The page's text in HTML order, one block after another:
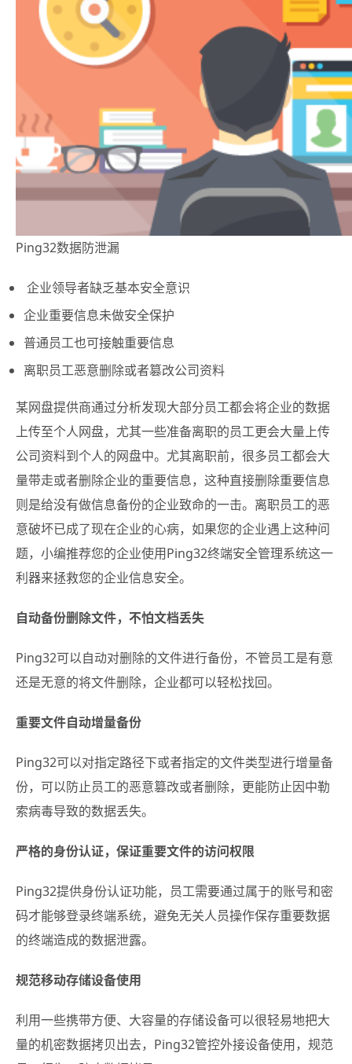
Ping32数据防泄漏
企业领导者缺乏基本安全意识
企业重要信息未做安全保护
普通员工也可接触重要信息
离职员工恶意删除或者篡改公司资料
某网盘提供商通过分析发现大部分员工都会将企业的数据
上传至个人网盘，尤其一些准备离职的员工更会大量上传
公司资料到个人的网盘中。尤其离职前，很多员工都会大
量带走或者删除企业的重要信息，这种直接删除重要信息
则是给没有做信息备份的企业致命的一击。离职员工的恶
意破坏已成了现在企业的心病，如果您的企业遇上这种问
题，小编推荐您的企业使用Ping32终端安全管理系统这一
利器来拯救您的企业信息安全。
自动备份删除文件，不怕文档丢失
Ping32可以自动对删除的文件进行备份，不管员工是有意
还是无意的将文件删除，企业都可以轻松找回。
重要文件自动增量备份
Ping32可以对指定路径下或者指定的文件类型进行增量备
份，可以防止员工的恶意篡改或者删除，更能防止因中勒
索病毒导致的数据丢失。
严格的身份认证，保证重要文件的访问权限
Ping32提供身份认证功能，员工需要通过属于的账号和密
码才能够登录终端系统，避免无关人员操作保存重要数据
的终端造成的数据泄露。
规范移动存储设备使用
利用一些携带方便、大容量的存储设备可以很轻易地把大
量的机密数据拷贝出去，Ping32管控外接设备使用，规范